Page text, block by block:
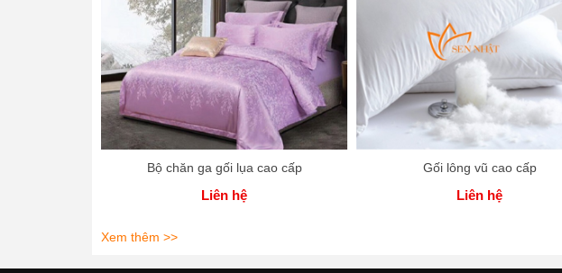
Bộ chăn ga gối lụa cao cấp
Liên hệ
Gối lông vũ cao cấp
Liên hệ
Xem thêm >>